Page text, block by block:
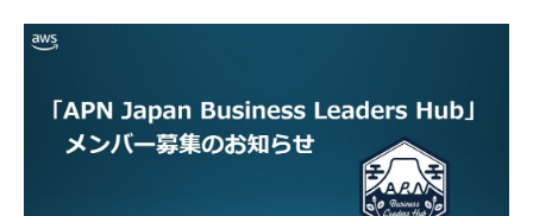
エディション